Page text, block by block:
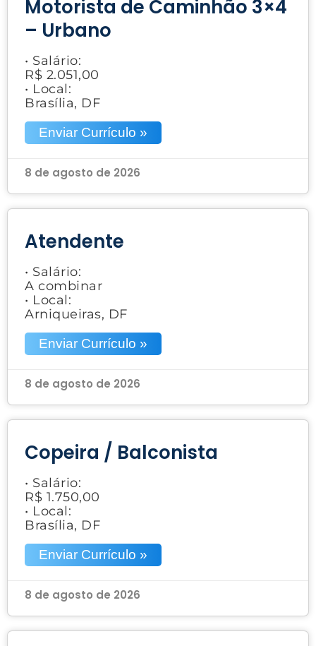
Motorista de Caminhão 3×4
– Urbano
• Salário:
R$ 2.051,00
• Local:
Brasília, DF
Enviar Currículo »
8 de agosto de 2026
Atendente
• Salário:
A combinar
• Local:
Arniqueiras, DF
Enviar Currículo »
8 de agosto de 2026
Copeira / Balconista
• Salário:
R$ 1.750,00
• Local:
Brasília, DF
Enviar Currículo »
8 de agosto de 2026